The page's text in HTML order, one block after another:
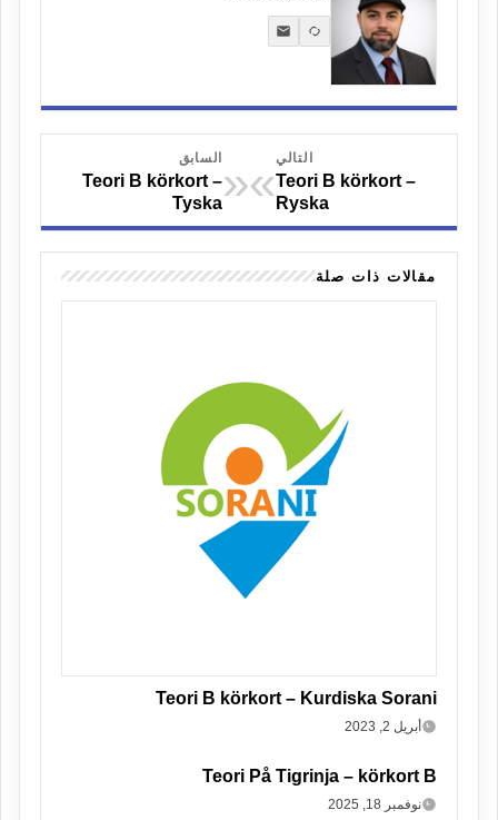
« السابق
Teori B körkort –
Tyska
التالي
Teori B körkort –
Ryska
»
مقالات ذات صلة
Teori B körkort – Kurdiska Sorani
أبريل 2, 2023
Teori På Tigrinja – körkort B
نوفمبر 18, 2025